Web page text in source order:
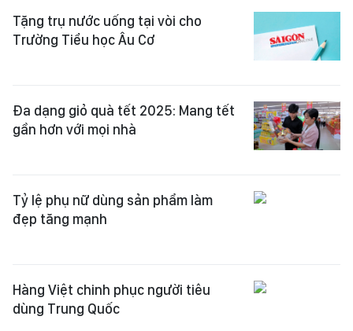
Tặng trụ nước uống tại vòi cho
Trường Tiểu học Âu Cơ
Đa dạng giỏ quà tết 2025: Mang tết
gần hơn với mọi nhà
Tỷ lệ phụ nữ dùng sản phẩm làm
đẹp tăng mạnh
Hàng Việt chinh phục người tiêu
dùng Trung Quốc